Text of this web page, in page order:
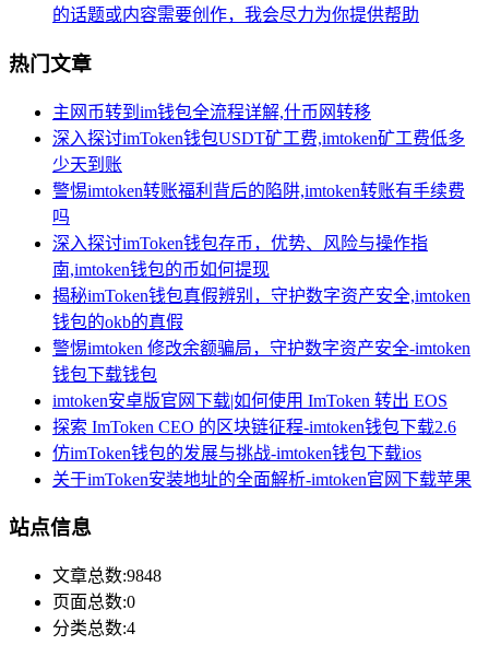
的话题或内容需要创作，我会尽力为你提供帮助
热门文章
主网币转到im钱包全流程详解,什币网转移
深入探讨imToken钱包USDT矿工费,imtoken矿工费低多
少天到账
警惕imtoken转账福利背后的陷阱,imtoken转账有手续费
吗
深入探讨imToken钱包存币，优势、风险与操作指
南,imtoken钱包的币如何提现
揭秘imToken钱包真假辨别，守护数字资产安全,imtoken
钱包的okb的真假
警惕imtoken 修改余额骗局，守护数字资产安全-imtoken
钱包下载钱包
imtoken安卓版官网下载|如何使用 ImToken 转出 EOS
探索 ImToken CEO 的区块链征程-imtoken钱包下载2.6
仿imToken钱包的发展与挑战-imtoken钱包下载ios
关于imToken安装地址的全面解析-imtoken官网下载苹果
站点信息
文章总数:9848
页面总数:0
分类总数:4